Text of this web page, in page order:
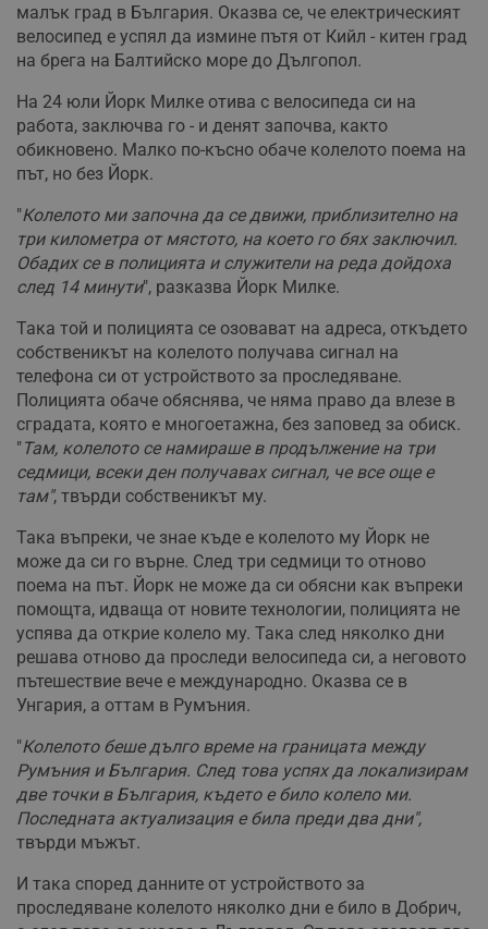
малък град в България. Оказва се, че електрическият
велосипед е успял да измине пътя от Кийл - китен град
на брега на Балтийско море до Дългопол.
На 24 юли Йорк Милке отива с велосипеда си на
работа, заключва го - и денят започва, както
обикновено. Малко по-късно обаче колелото поема на
път, но без Йорк.
"Колелото ми започна да се движи, приблизително на
три километра от мястото, на което го бях заключил.
Обадих се в полицията и служители на реда дойдоха
след 14 минути", разказва Йорк Милке.
Така той и полицията се озовават на адреса, откъдето
собственикът на колелото получава сигнал на
телефона си от устройството за проследяване.
Полицията обаче обяснява, че няма право да влезе в
сградата, която е многоетажна, без заповед за обиск.
"Там, колелото се намираше в продължение на три
седмици, всеки ден получавах сигнал, че все още е
там", твърди собственикът му.
Така въпреки, че знае къде е колелото му Йорк не
може да си го върне. След три седмици то отново
поема на път. Йорк не може да си обясни как въпреки
помощта, идваща от новите технологии, полицията не
успява да открие колело му. Така след няколко дни
решава отново да проследи велосипеда си, а неговото
пътешествие вече е международно. Оказва се в
Унгария, а оттам в Румъния.
"Колелото беше дълго време на границата между
Румъния и България. След това успях да локализирам
две точки в България, където е било колело ми.
Последната актуализация е била преди два дни",
твърди мъжът.
И така според данните от устройството за
проследяване колелото няколко дни е било в Добрич,